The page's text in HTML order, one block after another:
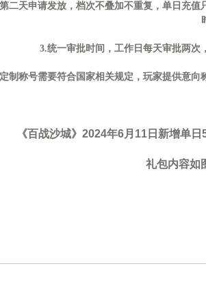
二天申请发放，档次不叠加不重复，单日充
3.统一审批时间，工作日每天审批两次
制称号需要符合国家相关规定，玩家提供意向
《百战沙城》2024年6月11日新增单
礼包内容如